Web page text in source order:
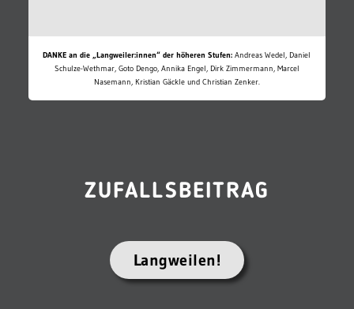
DANKE an die „Langweiler:innen“ der höheren Stufen: Andreas Wedel, Daniel
Schulze-Wethmar, Goto Dengo, Annika Engel, Dirk Zimmermann, Marcel
Nasemann, Kristian Gäckle und Christian Zenker.
ZUFALLSBEITRAG
Langweilen!